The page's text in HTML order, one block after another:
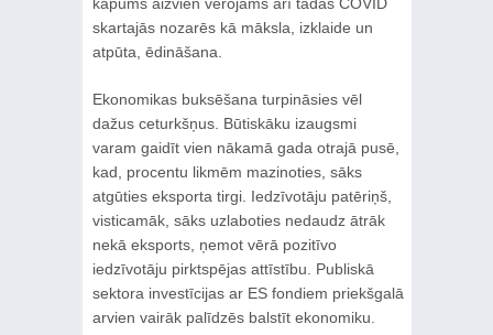
kāpums aizvien vērojams arī tādās COVID
skartajās nozarēs kā māksla, izklaide un
atpūta, ēdināšana.
Ekonomikas buksēšana turpināsies vēl
dažus ceturkšņus. Būtiskāku izaugsmi
varam gaidīt vien nākamā gada otrajā pusē,
kad, procentu likmēm mazinoties, sāks
atgūties eksporta tirgi. Iedzīvotāju patēriņš,
visticamāk, sāks uzlaboties nedaudz ātrāk
nekā eksports, ņemot vērā pozitīvo
iedzīvotāju pirktspējas attīstību. Publiskā
sektora investīcijas ar ES fondiem priekšgalā
arvien vairāk palīdzēs balstīt ekonomiku.